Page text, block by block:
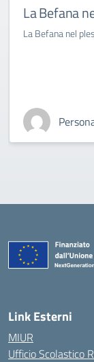
La Befana
La Befana nel
Link Esterni
MIUR
Ufficio Scolastico